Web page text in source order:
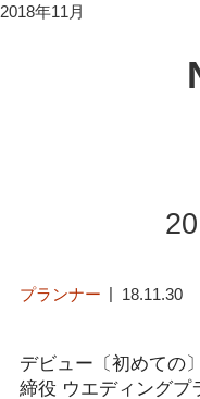
2018年11月
プランナー 18.11.30
デビュー〔初めての
締役 ウエディングプ